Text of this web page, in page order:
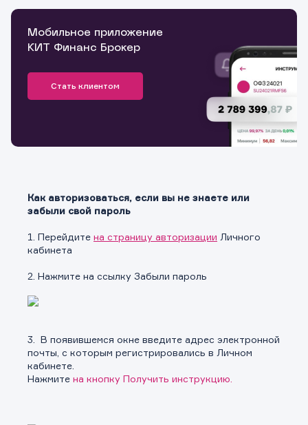
Как авторизоваться, если вы не знаете или
забыли свой пароль
1. Перейдите на страницу авторизации Личного
кабинета
2. Нажмите на ссылку Забыли пароль
3. В появившемся окне введите адрес электронной
почты, с которым регистрировались в Личном
кабинете.
Нажмите на кнопку Получить инструкцию.
Мобильное приложение
КИТ Финанс Брокер
Стать клиентом